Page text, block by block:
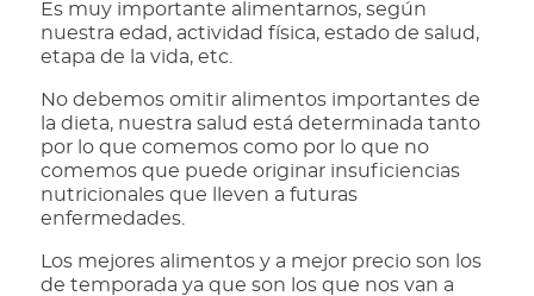
Es muy importante alimentarnos, según
nuestra edad, actividad física, estado de salud,
etapa de la vida, etc.
No debemos omitir alimentos importantes de
la dieta, nuestra salud está determinada tanto
por lo que comemos como por lo que no
comemos que puede originar insuficiencias
nutricionales que lleven a futuras
enfermedades.
Los mejores alimentos y a mejor precio son los
de temporada ya que son los que nos van a